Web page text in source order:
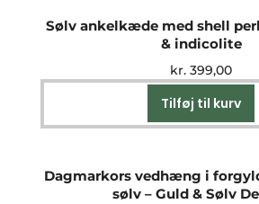
Sølv ankelkæde med shell
& indicolite
kr. 399,00
Tilføj til kurv
Dagmarkors vedhæng i
sølv – Guld & Sølv